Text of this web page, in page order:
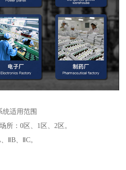
统适用范围
：0区、1区、2区。
ⅡB、ⅡC。